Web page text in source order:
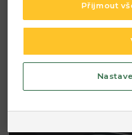
V nabídce motorů se
přibližně 115 až 150 koní).
Spotřeba v
– 6,4 l/100 km.
Přijmout